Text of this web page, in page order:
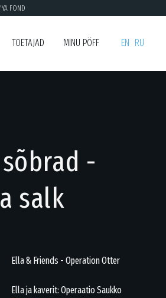
FOND
TOETAJAD MINU PÖFF EN RU
-
salk
Ella & Friends - Operation Otter
Ella ja kaverit: Operaatio Saukko